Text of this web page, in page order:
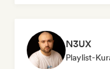
N3UX
Playlist-